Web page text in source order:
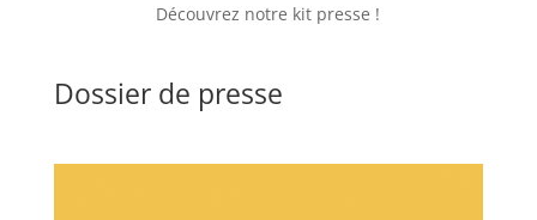
Découvrez notre kit presse !
Dossier de presse